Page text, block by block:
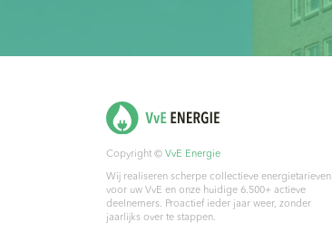
Copyright © VvE Energie
Wij realiseren scherpe collectieve energietarieven
voor uw VvE en onze huidige 6.500+ actieve
deelnemers. Proactief ieder jaar weer, zonder
jaarlijks over te stappen.